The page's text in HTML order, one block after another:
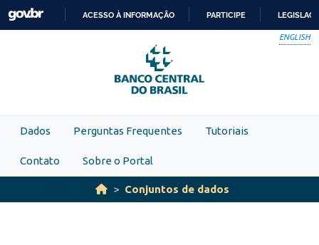
Skip to main content
PARA
O
CONTEÚDO
ACESSO À INFORMAÇÃO PARTICIPE
ENGLISH
Dados Perguntas Frequentes Tutoriais
Contato Sobre o Portal
Conjuntos de dados